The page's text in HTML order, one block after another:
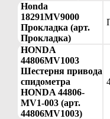
Honda
18291MV9000
Прокладка (арт.
Прокладка)
HONDA
44806MV1003
Шестерня привода
спидометра
HONDA 44806-
MV1-003 (арт.
44806MV1003)